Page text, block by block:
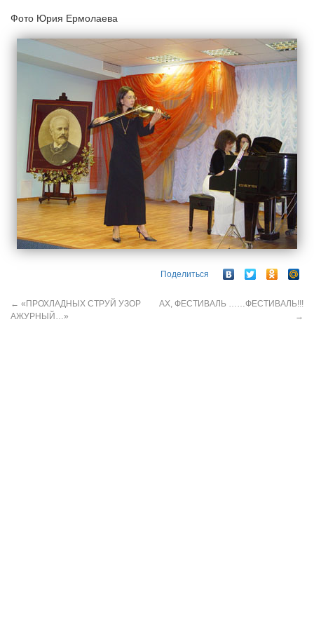
Фото Юрия Ермолаева
Поделиться
← «ПРОХЛАДНЫХ СТРУЙ УЗОР
АЖУРНЫЙ…»
АХ, ФЕСТИВАЛЬ ……ФЕСТИВАЛЬ!!!
→